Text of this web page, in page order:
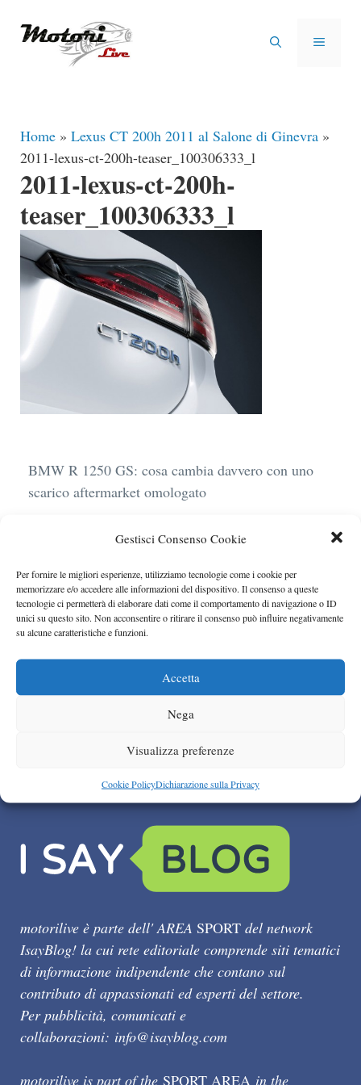
Gestisci Consenso Cookie
Per fornire le migliori esperienze, utilizziamo tecnologie come i cookie per
memorizzare e/o accedere alle informazioni del dispositivo. Il consenso a queste
tecnologie ci permetterà di elaborare dati come il comportamento di navigazione o ID
unici su questo sito. Non acconsentire o ritirare il consenso può influire negativamente
su alcune caratteristiche e funzioni.
Accetta
Nega
Visualizza preferenze
Cookie PolicyDichiarazione sulla Privacy
MENU
Home » Lexus CT 200h 2011 al Salone di Ginevra »
2011-lexus-ct-200h-teaser_100306333_l
2011-lexus-ct-200h-
teaser_100306333_l
BMW R 1250 GS: cosa cambia davvero con uno
scarico aftermarket omologato
sostenibile, stile, anche con noleggio a lungo
Ufficiale l’arrivo degli stop lampeggianti
obbligatori in Italia
Peugeot
Auto a noleggio in aeroporto: gli extra che non ti
aspetti al momento del ritiro
motorilive è parte dell' AREA SPORT del network
IsayBlog! la cui rete editoriale comprende siti tematici
di informazione indipendente che contano sul
contributo di appassionati ed esperti del settore.
Per pubblicità, comunicati e
collaborazioni: info@isayblog.com
motorilive is part of the SPORT AREA in the